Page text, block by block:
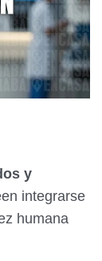
y
integrarse
humana